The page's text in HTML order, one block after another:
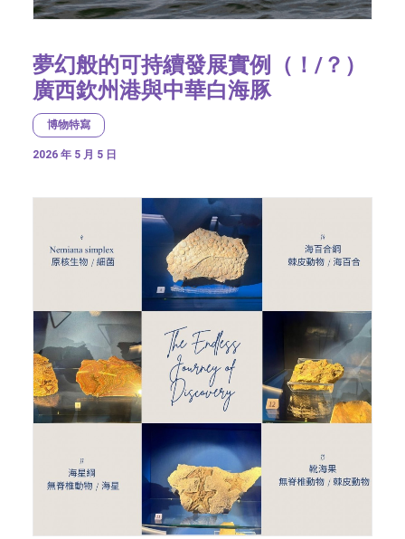
夢幻般的可持續發展實例（！/？）
廣西欽州港與中華白海豚
博物特寫
2026 年 5 月 5 日